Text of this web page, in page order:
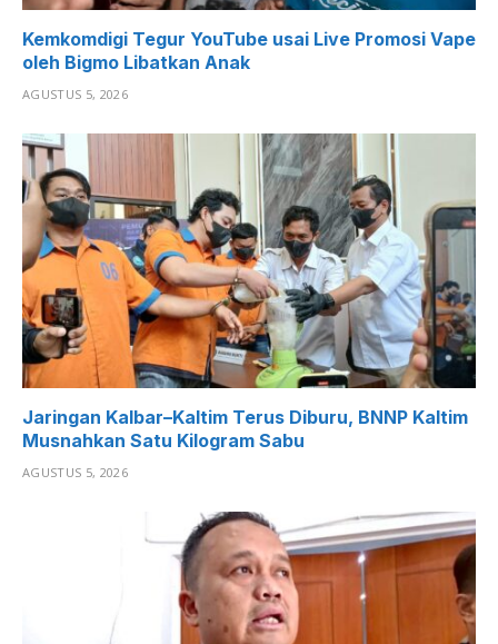
Kemkomdigi Tegur YouTube usai Live Promosi Vape
oleh Bigmo Libatkan Anak
AGUSTUS 5, 2026
Jaringan Kalbar–Kaltim Terus Diburu, BNNP Kaltim
Musnahkan Satu Kilogram Sabu
AGUSTUS 5, 2026